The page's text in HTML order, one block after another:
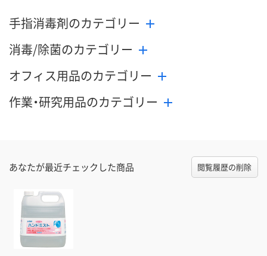
手指消毒剤のカテゴリー
消毒/除菌のカテゴリー
オフィス用品のカテゴリー
作業・研究用品のカテゴリー
あなたが最近チェックした商品 閲覧履歴の削除